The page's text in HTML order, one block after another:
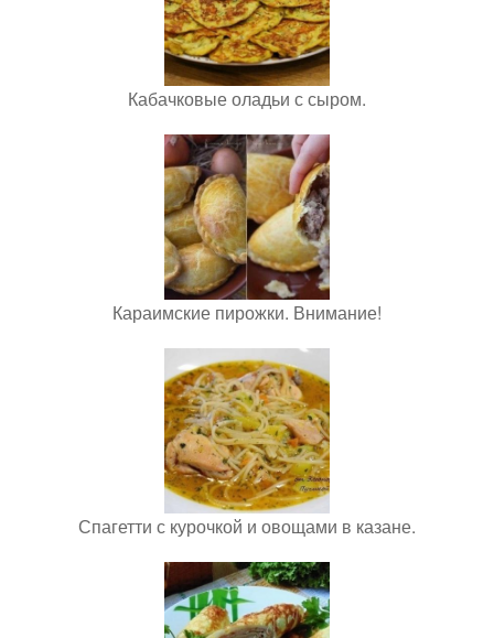
Кабачковые оладьи с сыром.
Караимские пирожки. Внимание!
Спагетти с курочкой и овощами в казане.